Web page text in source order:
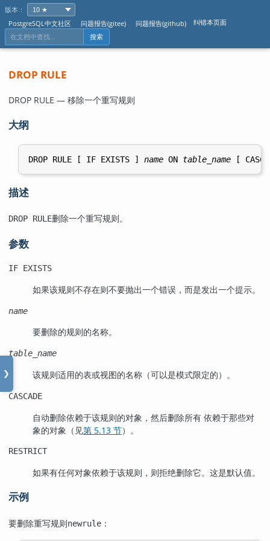
版本：
PostgreSQL中文社区
问题报告(gitee) 问题报告(github) 纠错本页面
搜索
❯
DROP RULE
DROP RULE — 移除一个重写规则
大纲
DROP RULE [ IF EXISTS ] name ON table_name [
描述
DROP RULE删除一个重写规则。
参数
IF EXISTS
如果该规则不存在则不要抛出一个错误，而是发出一个提示。
name
要删除的规则的名称。
table_name
该规则适用的表或视图的名称（可以是模式限定的）。
CASCADE
自动删除依赖于该规则的对象，然后删除所有 依赖于那些对
象的对象（见第 5.13 节）。
RESTRICT
如果有任何对象依赖于该规则，则拒绝删除它。这是默认值。
示例
要删除重写规则newrule ：